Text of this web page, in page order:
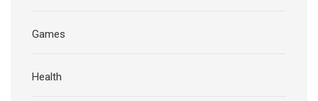
Games
Health